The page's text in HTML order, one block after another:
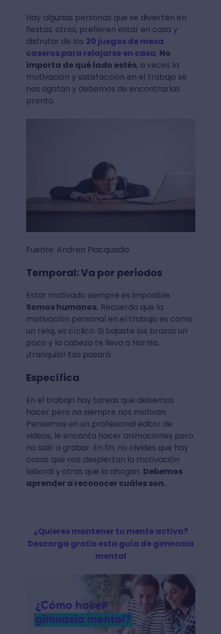
Hay algunas personas que se divierten en
fiestas; otros, prefieren estar en casa y
disfrutar de los 20 juegos de mesa
caseros para relajarse en casa. No
importa de qué lado estés, a veces la
motivacion y satisfaccion en el trabajo se
nos agotan y debemos de encontrarlas
pronto.
Fuente: Andrea Piacquadio
Temporal: Va por periodos
Estar motivado siempre es imposible.
Somos humanos.Recuerda que la
motivación personal en el trabajo es como
un reloj, es cíclico. Si bajaste los brazos un
poco y la cabeza te lleva a Narnia,
¡tranquilo! Eso pasará.
Específica
En el trabajo hay tareas que debemos
hacer pero no siempre nos motivan.
Pensemos en un profesional editor de
videos, le encanta hacer animaciones pero
no salir a grabar. En fin, no olvides que hay
cosas que nos despiertan la motivación
laboral y otras que la ahogan. Debemos
aprender a reconocer cuáles son.
¿Quieres mantener tu mente activa?
Descarga gratis esta guía de gimnasia
mental